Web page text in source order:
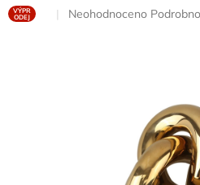
VÝPR
ODEJ
Průměrné
Neohodnoceno